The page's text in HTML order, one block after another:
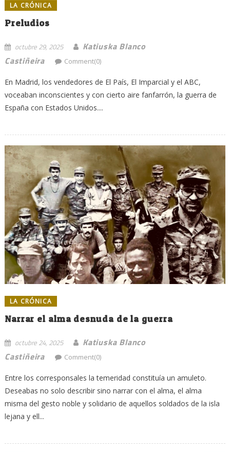
LA CRÓNICA
Preludios
octubre 29, 2025
Katiuska Blanco
Castiñeira
Comment(0)
En Madrid, los vendedores de El País, El Imparcial y el ABC,
voceaban inconscientes y con cierto aire fanfarrón, la guerra de
España con Estados Unidos....
LA CRÓNICA
Narrar el alma desnuda de la guerra
octubre 24, 2025
Katiuska Blanco
Castiñeira
Comment(0)
Entre los corresponsales la temeridad constituía un amuleto.
Deseabas no solo describir sino narrar con el alma, el alma
misma del gesto noble y solidario de aquellos soldados de la isla
lejana y ell...